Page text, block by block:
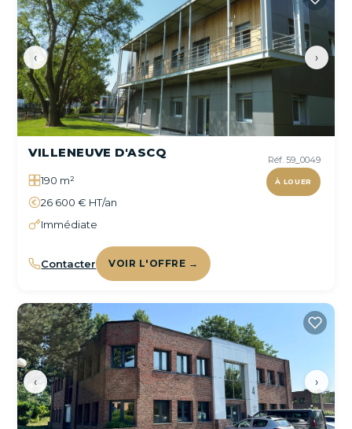
‹ ›
Réf. 59_0049
À LOUER
VILLENEUVE D'ASCQ
190 m²
26 600 € HT/an
Immédiate
Contacter VOIR L'OFFRE →
‹ ›